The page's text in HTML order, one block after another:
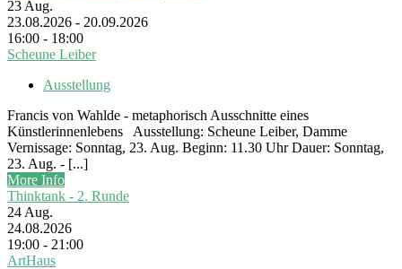
23 Aug.
23.08.2026 - 20.09.2026
16:00 - 18:00
Scheune Leiber
Ausstellung
Francis von Wahlde - metaphorisch Ausschnitte eines
Künstlerinnenlebens Ausstellung: Scheune Leiber, Damme
Vernissage: Sonntag, 23. Aug. Beginn: 11.30 Uhr Dauer: Sonntag,
23. Aug. - [...]
More Info
Thinktank - 2. Runde
24 Aug.
24.08.2026
19:00 - 21:00
ArtHaus